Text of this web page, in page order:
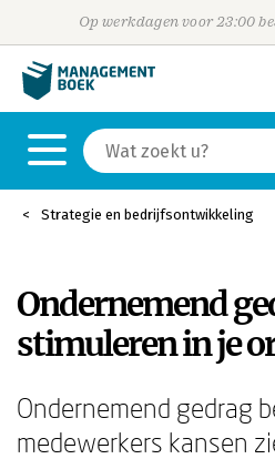
Op werkdagen voor 23:00
Strategie en bedrijfsontwikkeling
Ondernemend
stimuleren in je
Ondernemend gedrag
medewerkers kansen